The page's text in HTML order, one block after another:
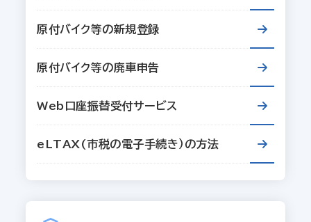
原付バイク等の新規登録
原付バイク等の廃車申告
Web口座振替受付サービス
eLTAX(市税の電子手続き）の方法